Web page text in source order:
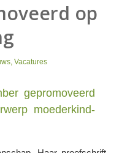
op
, Vacatures
gepromoveerd
moederkind-